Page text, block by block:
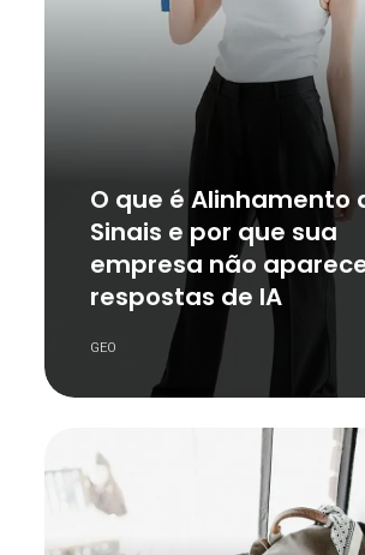
O que é Alinhamento
Sinais e por que sua
empresa não
respostas de IA
GEO